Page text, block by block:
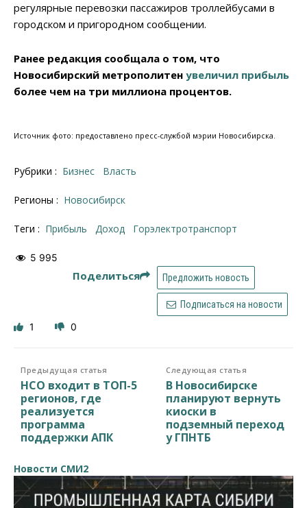
регулярные перевозки пассажиров троллейбусами в
городском и пригородном сообщении.
Ранее редакция сообщала о том, что
Новосибирский метрополитен увеличил прибыль
более чем на три миллиона процентов.
Источник фото: предоставлено пресс-службой мэрии Новосибирска.
Рубрики : Бизнес Власть
Регионы : Новосибирск
Теги : прибыль доход Горэлектротранспорт
5 995
Поделиться Предложить новость
Подписаться на новости
1 0
Предыдущая статья
НСО входит в ТОП-5
регионов, где
реализуется
программа
поддержки АПК
Следующая статья
В Новосибирске
планируют вернуть
киоски в
подземный переход
у ГПНТБ
Новости СМИ2